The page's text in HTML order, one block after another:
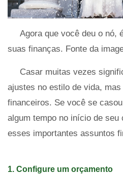
Agora que você deu o nó,
suas finanças. Fonte da
Casar muitas vezes
ajustes no estilo de vida,
financeiros. Se você se
algum tempo no início de seu
esses importantes assuntos
1. Configure um orçamento